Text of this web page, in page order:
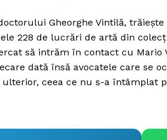
Gheorghe Vintilă,
228 de lucrări de artă din
să intrăm în contact cu Mario
dată însă avocatele care se
ceea ce nu s-a întâmplat